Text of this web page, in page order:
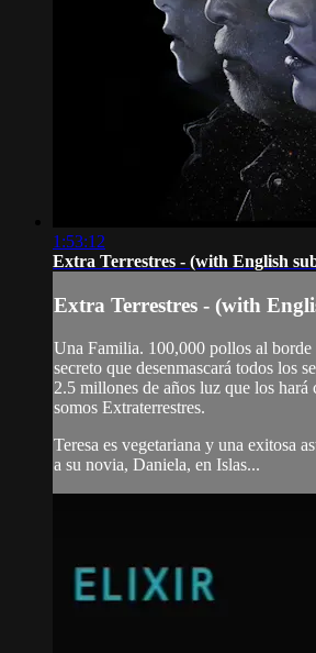
1:53:12
Extra Terrestres - (with English
Extra Terrestres - (with
Una Familia. 100,000 pollos al
secreto que desenmascará todos los
2.5 millones de años luz que los hará
somos Extraterrestres.
Teresa es vegetariana y una exitosa
a su novia, Daniela, en Islas...